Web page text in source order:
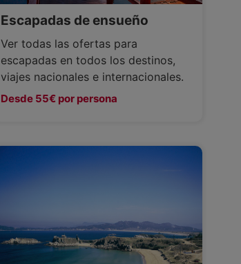
Escapadas de ensueño
Ver todas las ofertas para
escapadas en todos los destinos,
viajes nacionales e internacionales.
Desde 55€ por persona